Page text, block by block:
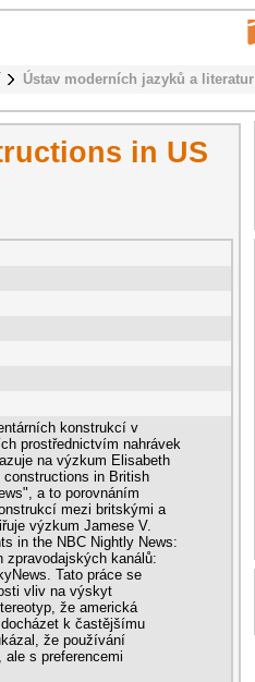
Ústav moderních jazyků a literatur
in US
konstrukcí v
prostřednictvím nahrávek
na výzkum Elisabeth
constructions in British
a to porovnáním
mezi britskými a
výzkum Jamese V.
in the NBC Nightly News:
zpravodajských kanálů:
Tato práce se
vliv na výskyt
že americká
k častějšímu
že používání
s preferencemi